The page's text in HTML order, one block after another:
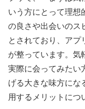
いう方にとって理想
の良さや出会いのス
とされており、アプ
が整っています。気
実際に会ってみたい
げる大きな味方にな
用するメリットにつ